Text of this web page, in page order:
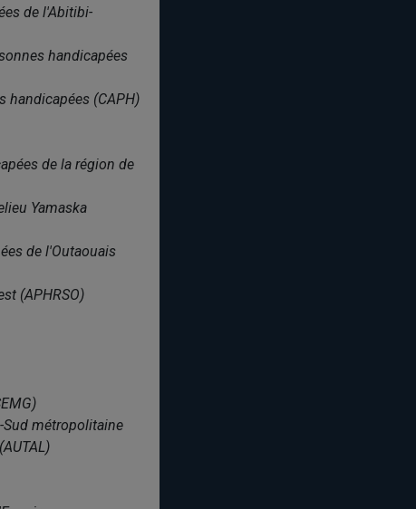
de l'Abitibi-
handicapées
handicapées (CAPH)
de la région de
Yamaska
de l'Outaouais
(APHRSO)
Sud métropolitaine